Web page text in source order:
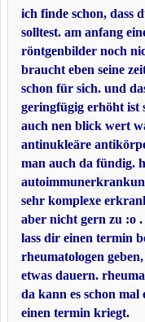
ich finde schon, dass
solltest. am anfang
röntgenbilder noch
braucht eben seine
schon für sich. und
geringfügig erhöht ist
auch nen blick wert
antinukleäre
man auch da fündig.
sehr komplexe
aber nicht gern zu :o .
lass dir einen termin
rheumatologen
etwas dauern.
da kann es schon mal
einen termin kriegt.